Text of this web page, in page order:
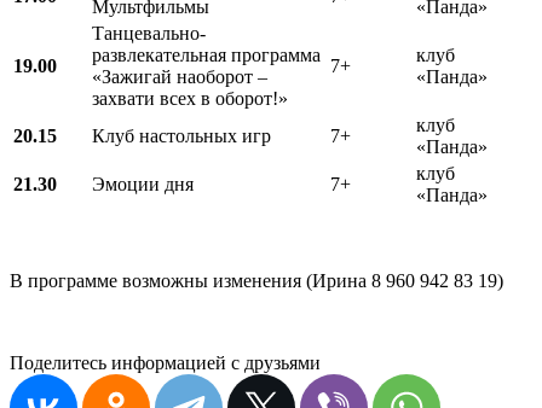
Мультфильмы
«Панда»
19.00
Танцевально-
развлекательная программа
«Зажигай наоборот –
захвати всех в оборот!»
7+
клуб
«Панда»
20.15 Клуб настольных игр 7+
клуб
«Панда»
21.30
Эмоции дня 7+
клуб
«Панда»
В программе возможны изменения (Ирина 8 960 942 83 19)
Поделитесь информацией с друзьями